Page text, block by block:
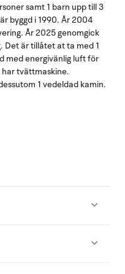
samt 1 barn upp till 3
byggd i 1990. År 2004
År 2025 genomgick
Det är tillåtet at ta med 1
med energivänlig luft för
tvättmaskine.
1 vedeldad kamin.